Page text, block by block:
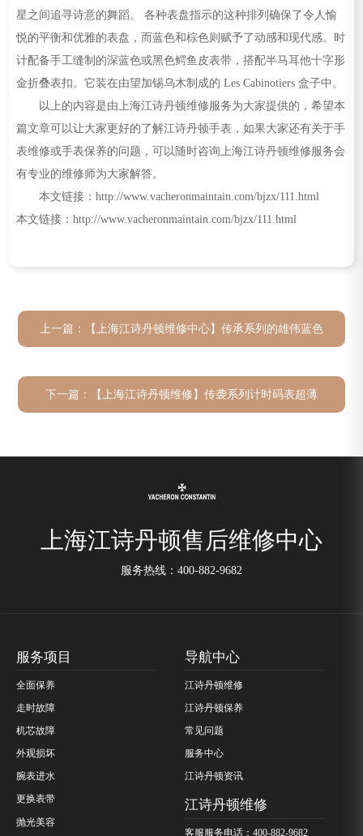
星之间追寻诗意的舞蹈。 各种表盘指示的这种排列确保了令人愉
悦的平衡和优雅的表盘，而蓝色和棕色则赋予了动感和现代感。时
计配备手工缝制的深蓝色或黑色鳄鱼皮表带，搭配半马耳他十字形
金折叠表扣。它装在由望加锡乌木制成的 Les Cabinotiers 盒子中。
以上的内容是由上海江诗丹顿维修服务为大家提供的，希望本
篇文章可以让大家更好的了解江诗丹顿手表，如果大家还有关于手
表维修或手表保养的问题，可以随时咨询上海江诗丹顿维修服务会
有专业的维修师为大家解答。
本文链接：http://www.vacheronmaintain.com/bjzx/111.html
本文链接：http://www.vacheronmaintain.com/bjzx/111.html
上一篇： 【上海江诗丹顿维修中心】传承系列的雄伟蓝色
下一篇： 【上海江诗丹顿维修】传袭系列计时码表超薄
上海江诗丹顿售后维修中心
服务热线： 400-882-9682
服务项目
全面保养
走时故障
机芯故障
外观损坏
腕表进水
更换表带
抛光美容
导航中心
江诗丹顿维修
江诗丹顿保养
常见问题
服务中心
江诗丹顿资讯
江诗丹顿维修
客服服务电话：400-882-9682